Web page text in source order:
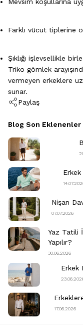
Farklı vücut tiplerine
Şıklığı işlevsellikle
Triko gömlek
vermeyen erkeklere
sunar.
Paylaş
Blog Son Eklenenler
Nişan
07.07.2026
Yaz Tatili
Yapılır?
30.06.2026
Erkek
17.06.2026